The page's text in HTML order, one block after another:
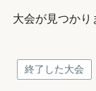
大会が見つかり
終了した大会